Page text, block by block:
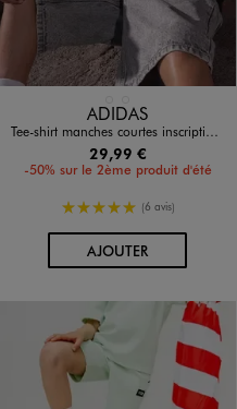
Disponible en 2 coloris
ADIDAS
Tee-shirt manches courtes inscription Messi garçon - Adidas
29,99 €
-50% sur le 2ème produit d'été
5/5 de moyenne
(6 avis)
AJOUTERAU PANIER